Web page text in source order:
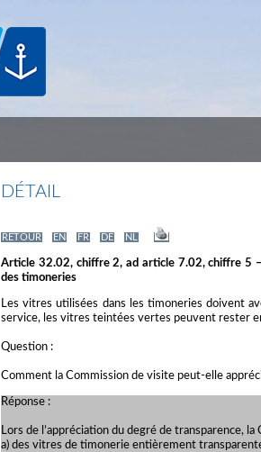
DÉTAIL
RETOUR EN FR DE NL
Article 32.02, chiffre 2, ad article 7.02, chiffre 5
des timoneries
Les vitres utilisées dans les timoneries doivent
service, les vitres teintées vertes peuvent rester
Question :
Comment la Commission de visite peut-elle
Réponse :
Lors de l’appréciation du degré de transparence,
a) des vitres de timonerie entièrement